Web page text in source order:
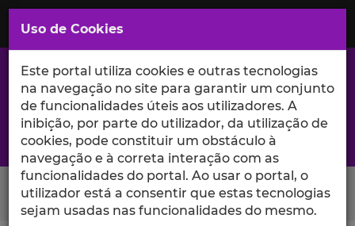
Saltar
para
Conteúdo
Principal
A excelência da investigação e ciência no Iscte
Search Button
Uso de Cookies
Este portal utiliza cookies e outras tecnologias
na navegação no site para garantir um conjunto
de funcionalidades úteis aos utilizadores. A
inibição, por parte do utilizador, da utilização de
cookies, pode constituir um obstáculo à
navegação e à correta interação com as
funcionalidades do portal. Ao usar o portal, o
utilizador está a consentir que estas tecnologias
sejam usadas nas funcionalidades do mesmo.